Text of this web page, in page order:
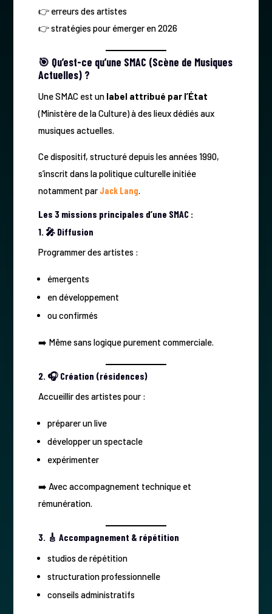
👉 erreurs des artistes
👉 stratégies pour émerger en 2026
🎯 Qu’est-ce qu’une SMAC (Scène de Musiques
Actuelles) ?
Une SMAC est un label attribué par l’État
(Ministère de la Culture) à des lieux dédiés aux
musiques actuelles.
Ce dispositif, structuré depuis les années 1990,
s’inscrit dans la politique culturelle initiée
notamment par Jack Lang.
Les 3 missions principales d’une SMAC :
1. 🎤 Diffusion
Programmer des artistes :
émergents
en développement
ou confirmés
➡️ Même sans logique purement commerciale.
2. 🎧 Création (résidences)
Accueillir des artistes pour :
préparer un live
développer un spectacle
expérimenter
➡️ Avec accompagnement technique et
rémunération.
3. 🎸 Accompagnement & répétition
studios de répétition
structuration professionnelle
conseils administratifs